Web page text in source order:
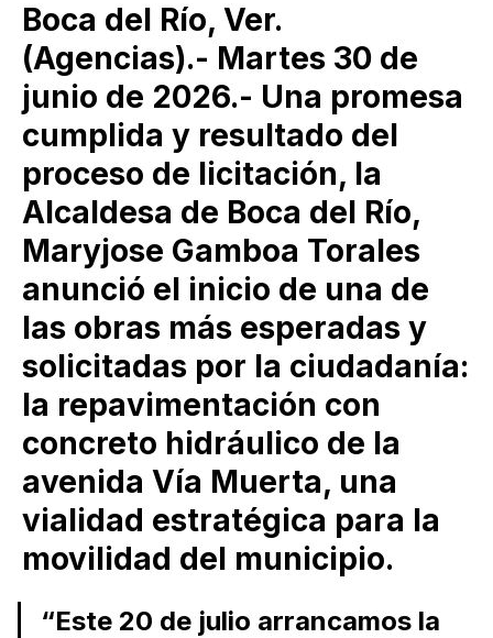
Boca del Río, Ver.
(Agencias).- Martes 30 de
junio de 2026.- Una promesa
cumplida y resultado del
proceso de licitación, la
Alcaldesa de Boca del Río,
Maryjose Gamboa Torales
anunció el inicio de una de
las obras más esperadas y
solicitadas por la ciudadanía:
la repavimentación con
concreto hidráulico de la
avenida Vía Muerta, una
vialidad estratégica para la
movilidad del municipio.
“Este 20 de julio arrancamos la